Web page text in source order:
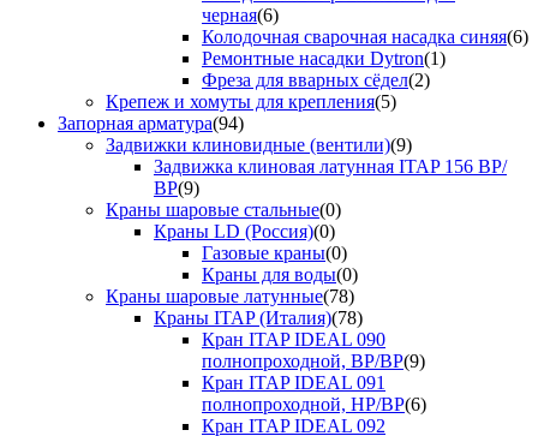
черная(6)
Колодочная сварочная насадка синяя(6)
Ремонтные насадки Dytron(1)
Фреза для вварных сёдел(2)
Крепеж и хомуты для крепления(5)
Запорная арматура(94)
Задвижки клиновидные (вентили)(9)
Задвижка клиновая латунная ITAP 156 ВР/
ВР(9)
Краны шаровые стальные(0)
Краны LD (Россия)(0)
Газовые краны(0)
Краны для воды(0)
Краны шаровые латунные(78)
Краны ITAP (Италия)(78)
Кран ITAP IDEAL 090
полнопроходной, ВР/ВР(9)
Кран ITAP IDEAL 091
полнопроходной, НР/ВР(6)
Кран ITAP IDEAL 092